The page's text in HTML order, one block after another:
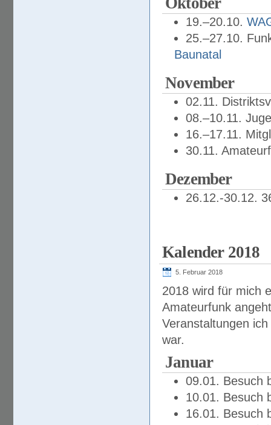
19.–20.10.
25.–27.10.
Baunatal
November
02.11.
08.–10.11.
16.–17.11.
30.11.
Dezember
26.12.-30.12.
Kalender 2018
5. Februar 2018
2018 wird für mich
Amateurfunk
Veranstaltungen
war.
Januar
09.01. Besuch
10.01. Besuch
16.01. Besuch